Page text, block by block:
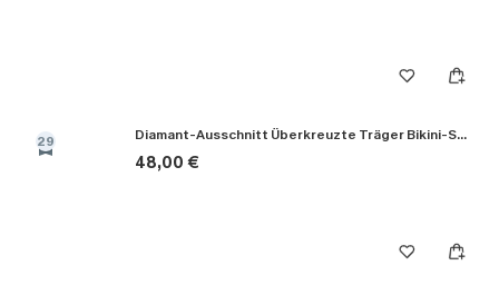
29 Diamant-Ausschnitt Überkreuzte Träger Bikini-Set in Schwarz
48,00 €